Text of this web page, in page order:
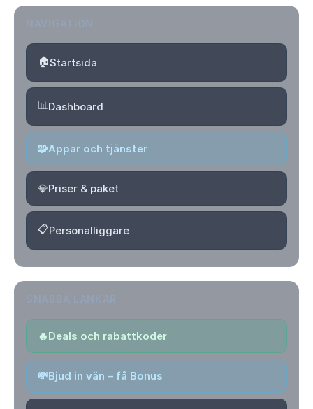
🏠Startsida
📊Dashboard
🧩Appar och tjänster
💎Priser & paket
📋Personalliggare
🔥Deals och rabattkoder
💸Bjud in vän – få Bonus